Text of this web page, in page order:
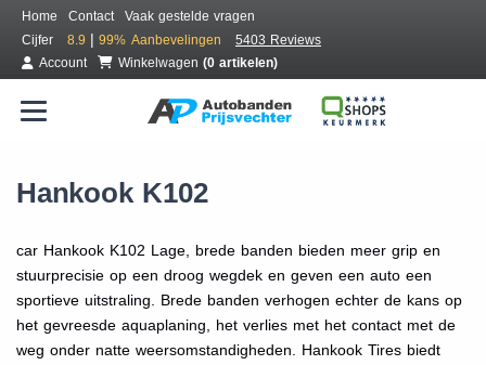
Home Contact
Vaak gestelde vragen
Cijfer
8.9 | 99% Aanbevelingen
5403 Reviews
Account
Winkelwagen (0 artikelen)
Hankook K102
car Hankook K102 Lage, brede banden bieden meer grip en
stuurprecisie op een droog wegdek en geven een auto een
sportieve uitstraling. Brede banden verhogen echter de kans op
het gevreesde aquaplaning, het verlies met het contact met de
weg onder natte weersomstandigheden. Hankook Tires biedt